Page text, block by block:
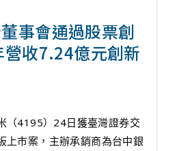
事會通過股票創
營收7.24億元創新
（4195）24日獲臺灣證券交
上市案，主辦承銷商為台中銀